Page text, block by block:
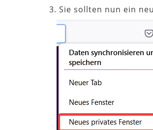
Sie sollten nun ein